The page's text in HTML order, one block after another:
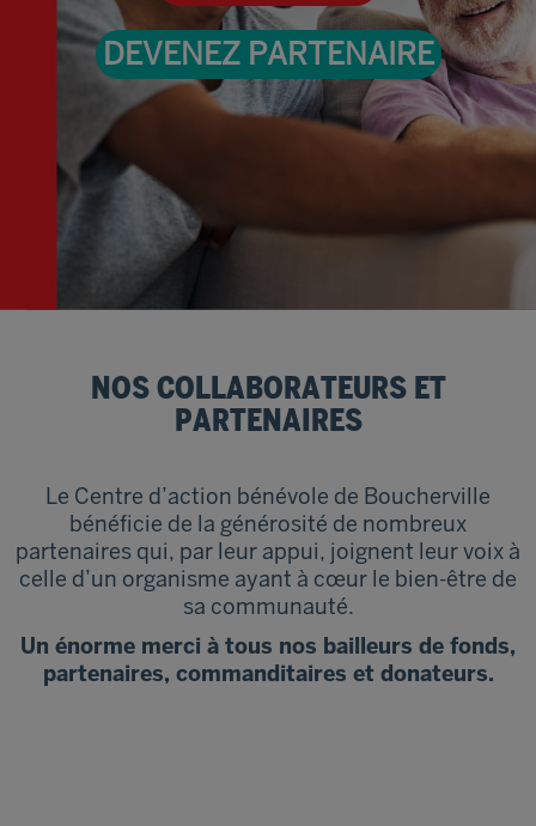
DEVENEZ PARTENAIRE
NOS COLLABORATEURS ET
PARTENAIRES
Le Centre d’action bénévole de Boucherville
bénéficie de la générosité de nombreux
partenaires qui, par leur appui, joignent leur voix à
celle d’un organisme ayant à cœur le bien-être de
sa communauté.
Un énorme merci à tous nos bailleurs de fonds,
partenaires, commanditaires et donateurs.